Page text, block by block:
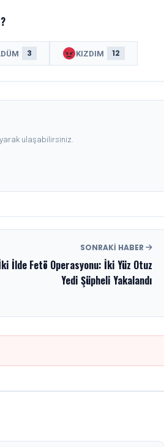
3 KIZDIM 12
ulaşabilirsiniz.
SONRAKI HABER
İlde Fetö Operasyonu: İki Yüz Otuz
Yedi Şüpheli Yakalandı